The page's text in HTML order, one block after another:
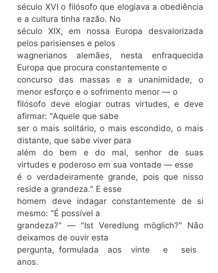
século XVI o filósofo que elogiava a obediência
e a cultura tinha razão. No
século XIX, em nossa Europa desvalorizada
pelos parisienses e pelos
wagnerianos alemães, nesta enfraquecida
Europa que procura constantemente o
concurso das massas e a unanimidade, o
menor esforço e o sofrimento menor — o
filósofo deve elogiar outras virtudes, e deve
afirmar: "Aquele que sabe
ser o mais solitário, o mais escondido, o mais
distante, que sabe viver para
além do bem e do mal, senhor de suas
virtudes e poderoso em sua vontade — esse
é o verdadeiramente grande, pois que nisso
reside a grandeza." E esse
homem deve indagar constantemente de si
mesmo: "É possível a
grandeza?" — "Ist Veredlung möglich?" Não
deixamos de ouvir esta
pergunta, formulada aos vinte e seis
anos.